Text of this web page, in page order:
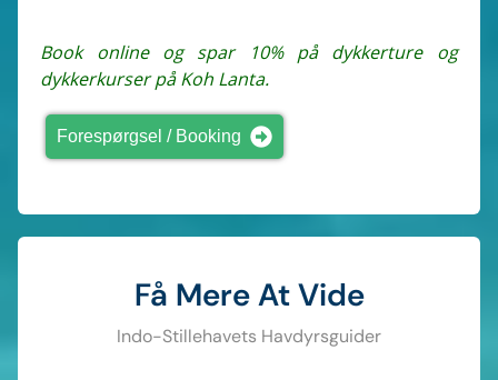
Book online og spar 10% på dykkerture og
dykkerkurser på Koh Lanta.
Forespørgsel / Booking
Få Mere At Vide
Indo-Stillehavets Havdyrsguider